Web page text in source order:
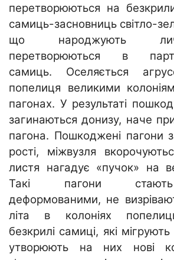
перетворюються на
самиць-засновниць світло-
що народжують
перетворюються в
самиць. Оселяється
попелиця великими
пагонах. У результаті
загинаються донизу, наче
пагона. Пошкоджені пагони
рості, міжвузля
листя нагадує «пучок» на
Такі пагони
деформованими, не
літа в колоніях
безкрилі самиці, які
утворюють на них нові